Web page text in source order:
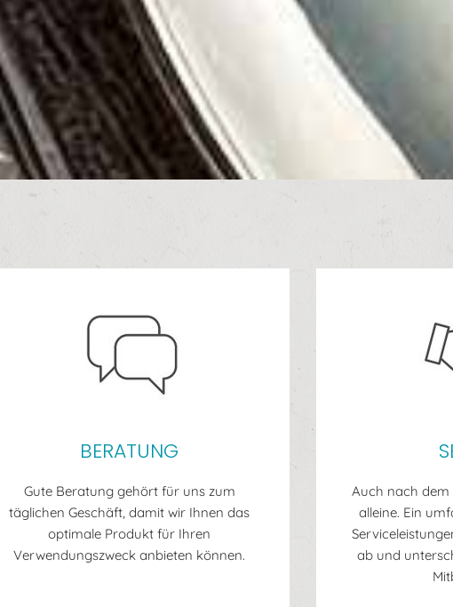
BERATUNG
Gute Beratung gehört für uns zum
täglichen Geschäft, damit wir Ihnen das
optimale Produkt für Ihren
Verwendungszweck anbieten können.
Auch nach dem
alleine. Ein
ab und